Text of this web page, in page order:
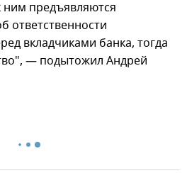
ним предъявляются
ответственности
вкладчиками банка, тогда
— подытожил Андрей